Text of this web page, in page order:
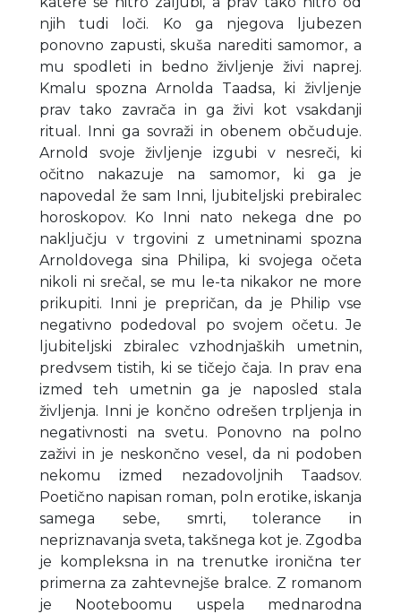
njih tudi loči. Ko ga njegova ljubezen
ponovno zapusti, skuša narediti samomor, a
mu spodleti in bedno življenje živi naprej.
Kmalu spozna Arnolda Taadsa, ki življenje
prav tako zavrača in ga živi kot vsakdanji
ritual. Inni ga sovraži in obenem občuduje.
Arnold svoje življenje izgubi v nesreči, ki
očitno nakazuje na samomor, ki ga je
napovedal že sam Inni, ljubiteljski prebiralec
horoskopov. Ko Inni nato nekega dne po
naključju v trgovini z umetninami spozna
Arnoldovega sina Philipa, ki svojega očeta
nikoli ni srečal, se mu le-ta nikakor ne more
prikupiti. Inni je prepričan, da je Philip vse
negativno podedoval po svojem očetu. Je
ljubiteljski zbiralec vzhodnjaških umetnin,
predvsem tistih, ki se tičejo čaja. In prav ena
izmed teh umetnin ga je naposled stala
življenja. Inni je končno odrešen trpljenja in
negativnosti na svetu. Ponovno na polno
zaživi in je neskončno vesel, da ni podoben
nekomu izmed nezadovoljnih Taadsov.
Poetično napisan roman, poln erotike, iskanja
samega sebe, smrti, tolerance in
nepriznavanja sveta, takšnega kot je. Zgodba
je kompleksna in na trenutke ironična ter
primerna za zahtevnejše bralce. Z romanom
je Nooteboomu uspela mednarodna